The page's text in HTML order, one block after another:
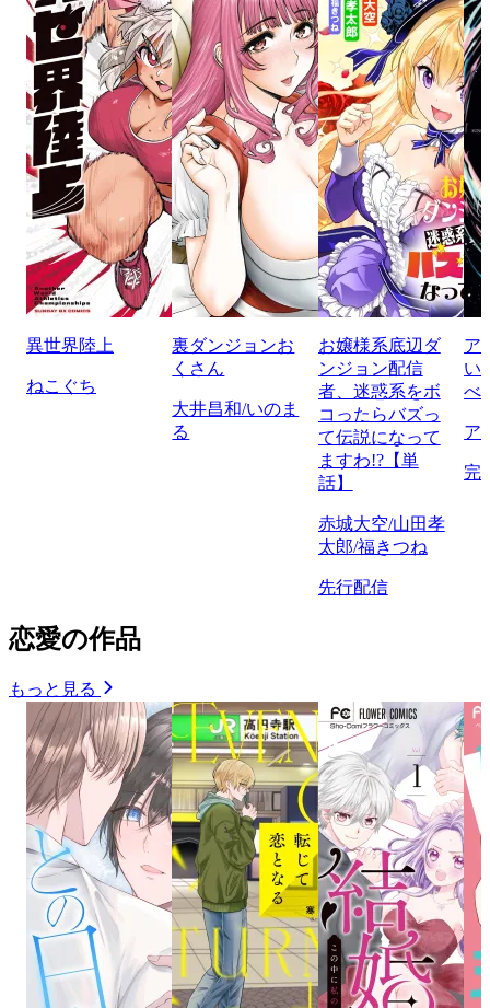
異世界陸上
ねこぐち
裏ダンジョンお
くさん
大井昌和/いのま
る
お嬢様系底辺ダ
ンジョン配信
者、迷惑系をボ
コったらバズっ
て伝説になって
ますわ!?【単
話】
赤城大空/山田孝
太郎/福きつね
先行配信
ア
い
べ
ア
完
恋愛の作品
もっと見る